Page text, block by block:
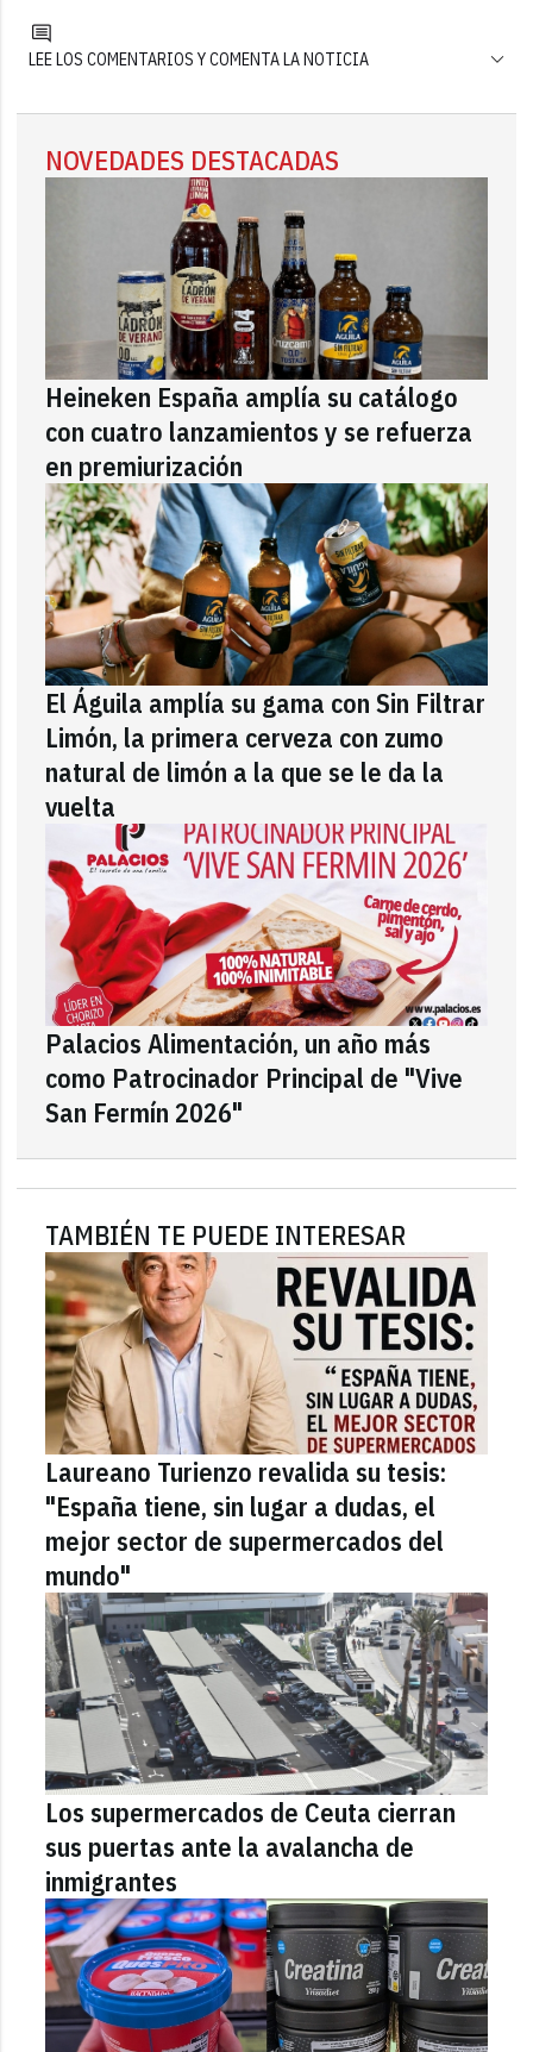
LEE LOS COMENTARIOS Y COMENTA LA NOTICIA
NOVEDADES DESTACADAS
Heineken España amplía su catálogo
con cuatro lanzamientos y se refuerza
en premiurización
El Águila amplía su gama con Sin Filtrar
Limón, la primera cerveza con zumo
natural de limón a la que se le da la
vuelta
Palacios Alimentación, un año más
como Patrocinador Principal de "Vive
San Fermín 2026"
TAMBIÉN TE PUEDE INTERESAR
Laureano Turienzo revalida su tesis:
"España tiene, sin lugar a dudas, el
mejor sector de supermercados del
mundo"
Los supermercados de Ceuta cierran
sus puertas ante la avalancha de
inmigrantes